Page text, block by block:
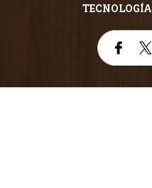
TECNOLOGÍA